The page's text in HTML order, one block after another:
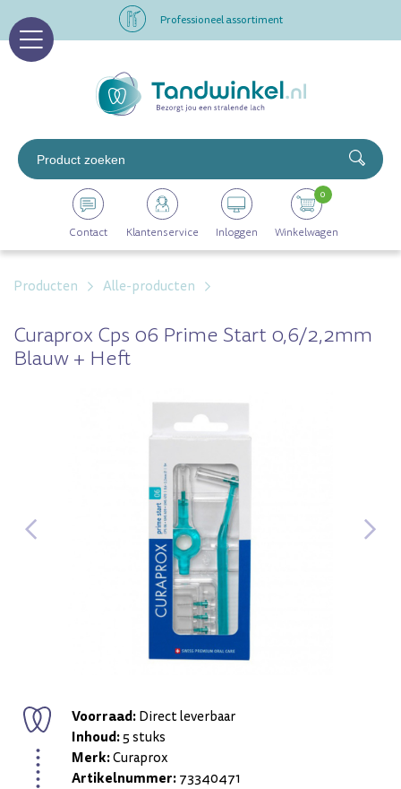
Professioneel assortiment
Op werkdagen voor 16.00 uur besteld, morgen in huis
Professioneel assortiment
Altijd op voorraad
Contact Klantenservice Inloggen Winkelwagen
0
Producten Alle-producten
Curaprox Cps 06 Prime Start 0,6/2,2mm
Blauw + Heft
Voorraad:Direct leverbaar
Inhoud:5 stuks
Merk:Curaprox
Artikelnummer:73340471